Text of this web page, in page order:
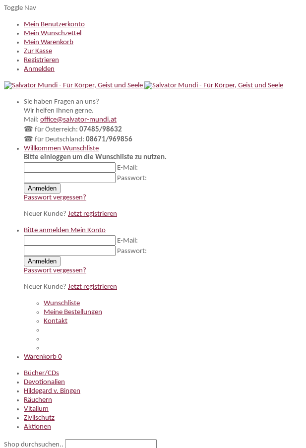
Toggle Nav
Mein Benutzerkonto
Mein Wunschzettel
Mein Warenkorb
Zur Kasse
Registrieren
Anmelden
Sie haben Fragen an uns?
Wir helfen Ihnen gerne.
Mail: office@salvator-mundi.at
☎ für Österreich: 07485/98632
☎ für Deutschland: 08671/969856
Willkommen Wunschliste
Bitte einloggen um die Wunschliste zu nutzen.
E-Mail:
Passwort:
Anmelden
Passwort vergessen?
Neuer Kunde? Jetzt registrieren
Bitte anmelden Mein Konto
E-Mail:
Passwort:
Anmelden
Passwort vergessen?
Neuer Kunde? Jetzt registrieren
Wunschliste
Meine Bestellungen
Kontakt
Warenkorb 0
Bücher/CDs
Devotionalien
Hildegard v. Bingen
Räuchern
Vitalium
Zivilschutz
Aktionen
Shop durchsuchen..